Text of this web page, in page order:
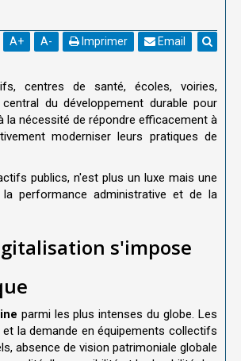
A+ A- Imprimer Email
centres de santé, écoles, voiries,
du développement durable pour
la nécessité de répondre efficacement à
moderniser leurs pratiques de
publics, n'est plus un luxe mais une
performance administrative et de la
s'impose
parmi les plus intenses du globe. Les
la demande en équipements collectifs
absence de vision patrimoniale globale